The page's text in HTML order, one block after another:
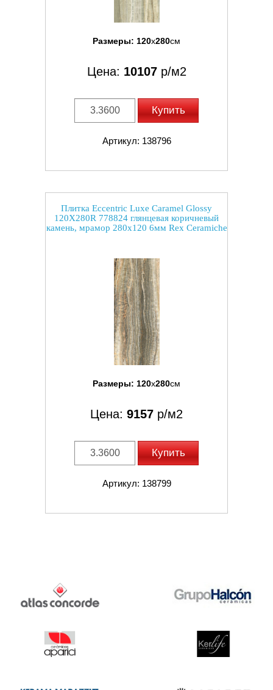
Размеры: 120x280см
Цена: 10107р/м2
Купить
Артикул: 138796
Плитка Eccentric Luxe Caramel Glossy
120X280R 778824 глянцевая коричневый
камень, мрамор 280x120 6мм Rex Ceramiche
Размеры: 120x280см
Цена: 9157 р/м2
Купить
Артикул: 138799